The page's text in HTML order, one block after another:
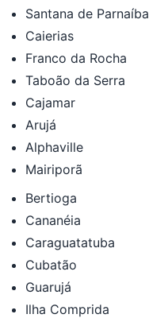
Santana de Parnaíba
Caierias
Franco da Rocha
Taboão da Serra
Cajamar
Arujá
Alphaville
Mairiporã
Bertioga
Cananéia
Caraguatatuba
Cubatão
Guarujá
Ilha Comprida